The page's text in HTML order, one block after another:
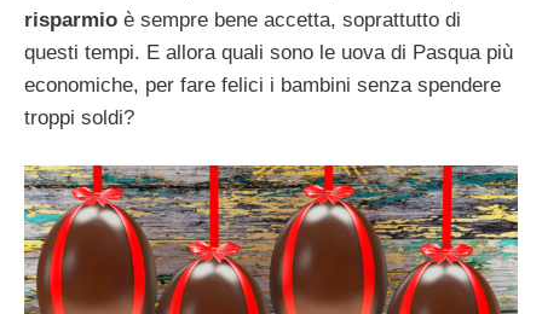
risparmio è sempre bene accetta, soprattutto di
questi tempi. E allora quali sono le uova di Pasqua più
economiche, per fare felici i bambini senza spendere
troppi soldi?